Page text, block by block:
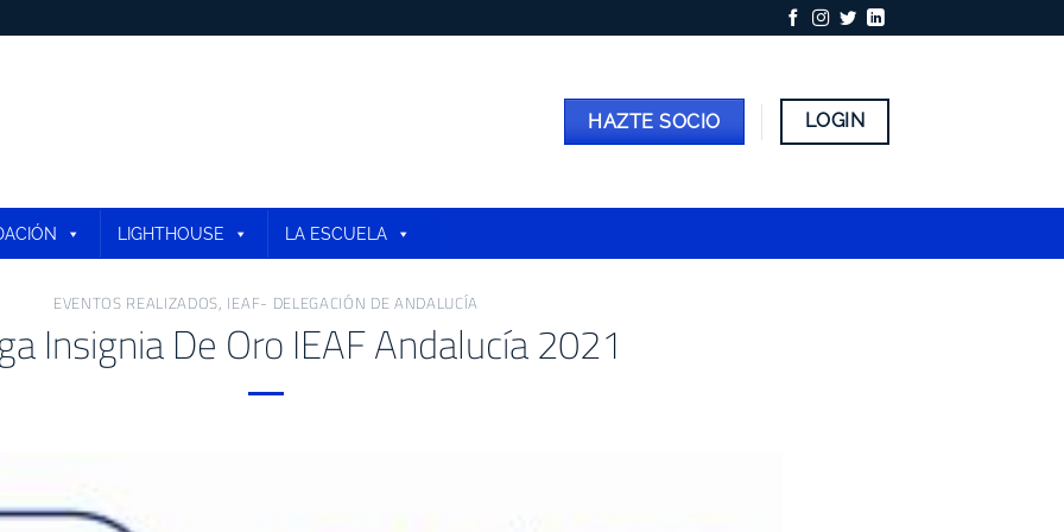
HAZTE SOCIO LOGIN
LIGHTHOUSE LA ESCUELA
EVENTOS REALIZADOS, IEAF- DELEGACIÓN DE ANDALUCÍA
Insignia De Oro IEAF Andalucía 2021